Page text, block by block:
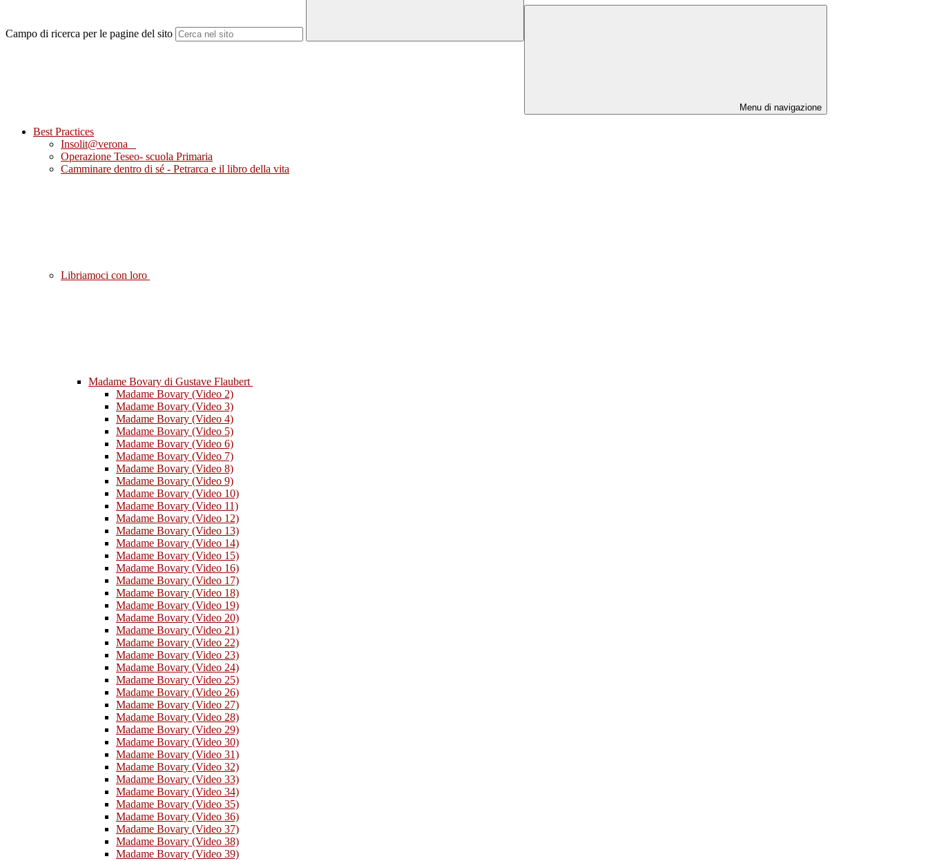
Campo di ricerca per le pagine del sito
Menu di navigazione
Best Practices
Insolit@verona
Operazione Teseo- scuola Primaria
Camminare dentro di sé - Petrarca e il libro della vita
Libriamoci con loro
Madame Bovary di Gustave Flaubert
Madame Bovary (Video 2)
Madame Bovary (Video 3)
Madame Bovary (Video 4)
Madame Bovary (Video 5)
Madame Bovary (Video 6)
Madame Bovary (Video 7)
Madame Bovary (Video 8)
Madame Bovary (Video 9)
Madame Bovary (Video 10)
Madame Bovary (Video 11)
Madame Bovary (Video 12)
Madame Bovary (Video 13)
Madame Bovary (Video 14)
Madame Bovary (Video 15)
Madame Bovary (Video 16)
Madame Bovary (Video 17)
Madame Bovary (Video 18)
Madame Bovary (Video 19)
Madame Bovary (Video 20)
Madame Bovary (Video 21)
Madame Bovary (Video 22)
Madame Bovary (Video 23)
Madame Bovary (Video 24)
Madame Bovary (Video 25)
Madame Bovary (Video 26)
Madame Bovary (Video 27)
Madame Bovary (Video 28)
Madame Bovary (Video 29)
Madame Bovary (Video 30)
Madame Bovary (Video 31)
Madame Bovary (Video 32)
Madame Bovary (Video 33)
Madame Bovary (Video 34)
Madame Bovary (Video 35)
Madame Bovary (Video 36)
Madame Bovary (Video 37)
Madame Bovary (Video 38)
Madame Bovary (Video 39)